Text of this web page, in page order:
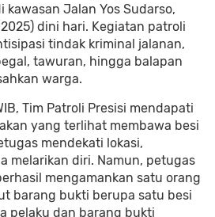
Jalan Yos Sudarso,
dini hari. Kegiatan patroli
tindak kriminal jalanan,
tawuran, hingga balapan
warga.
Tim Patroli Presisi mendapati
yang terlihat membawa besi
mendekati lokasi,
melarikan diri. Namun, petugas
mengamankan satu orang
barang bukti berupa satu besi
pelaku dan barang bukti